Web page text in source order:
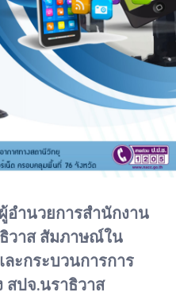
ำนวยการสำนักงาน
วาส สัมภาษณ์ใน
ะกระบวนการการ
สปจ.นราธิวาส